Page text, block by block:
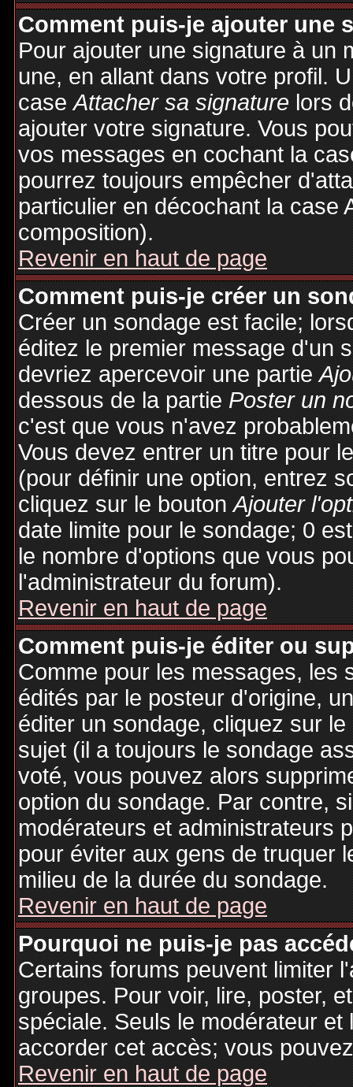
Comment puis-je ajouter une
Pour ajouter une signature à un
une, en allant dans votre profil.
caseAttacher sa signaturelors
ajouter votre signature. Vous
vos messages en cochant la
pourrez toujours empêcher
particulier en décochant la case
composition).
Revenir en haut de page
Comment puis-je créer un
Créer un sondage est facile;
éditez le premier message d'un
devriez apercevoir une partie
dessous de la partiePoster un
c'est que vous n'avez
Vous devez entrer un titre pour
(pour définir une option, entrez
cliquez sur le boutonAjouter
date limite pour le sondage; 0
le nombre d'options que vous
l'administrateur du forum).
Revenir en haut de page
Comment puis-je éditer ou
Comme pour les messages, les
édités par le posteur d'origine,
éditer un sondage, cliquez sur
sujet (il a toujours le sondage
voté, vous pouvez alors
option du sondage. Par contre,
modérateurs et administrateurs
pour éviter aux gens de truquer
milieu de la durée du sondage.
Revenir en haut de page
Pourquoi ne puis-je pas
Certains forums peuvent limiter
groupes. Pour voir, lire, poster,
spéciale. Seuls le modérateur
accorder cet accès; vous
Revenir en haut de page